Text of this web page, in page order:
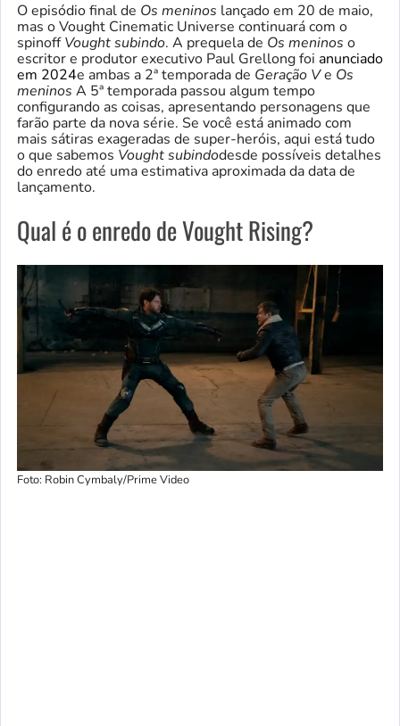
O episódio final de Os meninos lançado em 20 de maio,
mas o Vought Cinematic Universe continuará com o
spinoffVought subindo. A prequela de Os meninos o
escritor e produtor executivo Paul Grellong foi anunciado
em 2024e ambas a 2ª temporada de Geração Ve Os
meninos A 5ª temporada passou algum tempo
configurando as coisas, apresentando personagens que
farão parte da nova série. Se você está animado com
mais sátiras exageradas de super-heróis, aqui está tudo
o que sabemos Vought subindodesde possíveis detalhes
do enredo até uma estimativa aproximada da data de
lançamento.
Qual é o enredo de Vought Rising?
Foto: Robin Cymbaly/Prime Video